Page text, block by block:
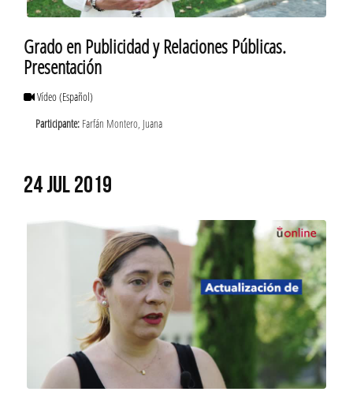
Grado en Publicidad y Relaciones Públicas.
Presentación
Vídeo(Español)
Participante: Farfán Montero, Juana
24 JUL 2019